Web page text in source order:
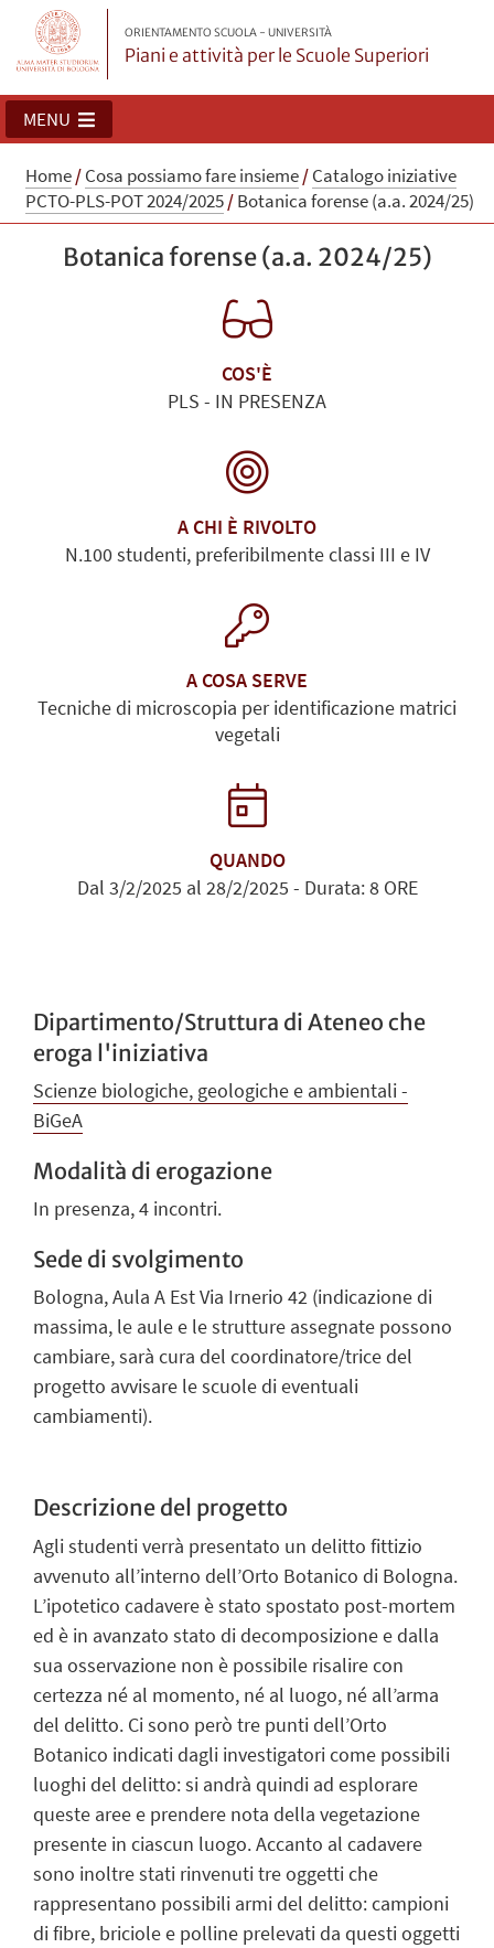
ORIENTAMENTO SCUOLA - UNIVERSITÀ
Piani e attività per le Scuole Superiori
MENU
Home/Cosa possiamo fare insieme/Catalogo iniziative
PCTO-PLS-POT 2024/2025/Botanica forense (a.a. 2024/25)
Botanica forense (a.a. 2024/25)
COS'È
PLS - IN PRESENZA
A CHI È RIVOLTO
N.100 studenti, preferibilmente classi III e IV
A COSA SERVE
Tecniche di microscopia per identificazione matrici
vegetali
QUANDO
Dal 3/2/2025 al 28/2/2025 - Durata: 8 ORE
Dipartimento/Struttura di Ateneo che
eroga l'iniziativa
Scienze biologiche, geologiche e ambientali -
BiGeA
Modalità di erogazione
In presenza, 4 incontri.
Sede di svolgimento
Bologna, Aula A Est Via Irnerio 42 (indicazione di
massima, le aule e le strutture assegnate possono
cambiare, sarà cura del coordinatore/trice del
progetto avvisare le scuole di eventuali
cambiamenti).
Descrizione del progetto
Agli studenti verrà presentato un delitto fittizio
avvenuto all’interno dell’Orto Botanico di Bologna.
L’ipotetico cadavere è stato spostato post-mortem
ed è in avanzato stato di decomposizione e dalla
sua osservazione non è possibile risalire con
certezza né al momento, né al luogo, né all’arma
del delitto. Ci sono però tre punti dell’Orto
Botanico indicati dagli investigatori come possibili
luoghi del delitto: si andrà quindi ad esplorare
queste aree e prendere nota della vegetazione
presente in ciascun luogo. Accanto al cadavere
sono inoltre stati rinvenuti tre oggetti che
rappresentano possibili armi del delitto: campioni
di fibre, briciole e polline prelevati da questi oggetti